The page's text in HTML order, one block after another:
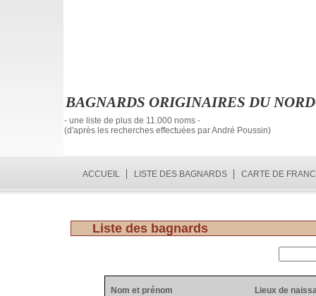
BAGNARDS ORIGINAIRES DU
- une liste de plus de 11.000 noms -
(d'après les recherches effectuées par André Poussin)
ACCUEIL LISTE DES BAGNARDS CARTE DE
Liste des bagnards
Nom et prénom
Lieux de